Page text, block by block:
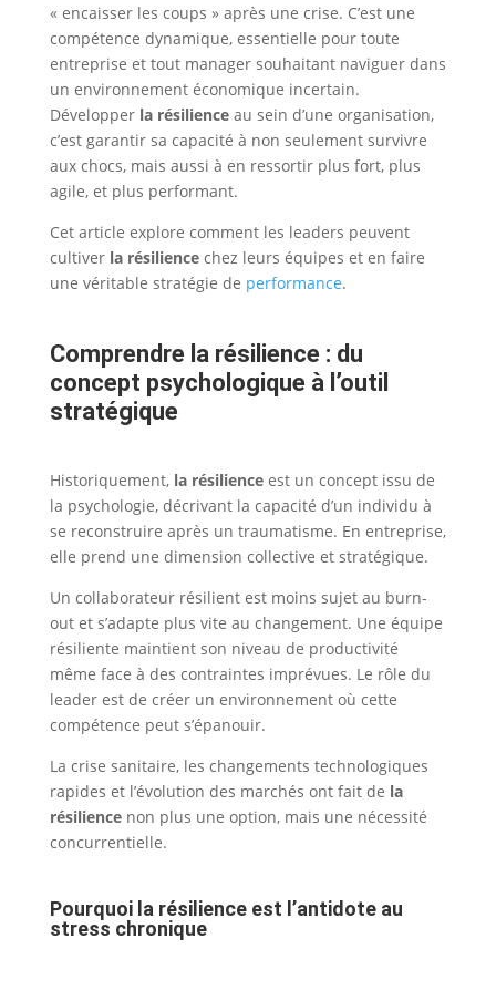
« encaisser les coups » après une crise. C’est une
compétence dynamique, essentielle pour toute
entreprise et tout manager souhaitant naviguer dans
un environnement économique incertain.
Développer la résilienceau sein d’une organisation,
c’est garantir sa capacité à non seulement survivre
aux chocs, mais aussi à en ressortir plus fort, plus
agile, et plus performant.
Cet article explore comment les leaders peuvent
cultiver la résiliencechez leurs équipes et en faire
une véritable stratégie de performance.
Comprendre la résilience : du
concept psychologique à l’outil
stratégique
Historiquement, la résilienceest un concept issu de
la psychologie, décrivant la capacité d’un individu à
se reconstruire après un traumatisme. En entreprise,
elle prend une dimension collective et stratégique.
Un collaborateur résilient est moins sujet au burn-
out et s’adapte plus vite au changement. Une équipe
résiliente maintient son niveau de productivité
même face à des contraintes imprévues. Le rôle du
leader est de créer un environnement où cette
compétence peut s’épanouir.
La crise sanitaire, les changements technologiques
rapides et l’évolution des marchés ont fait de la
résiliencenon plus une option, mais une nécessité
concurrentielle.
Pourquoi la résilience est l’antidote au
stress chronique